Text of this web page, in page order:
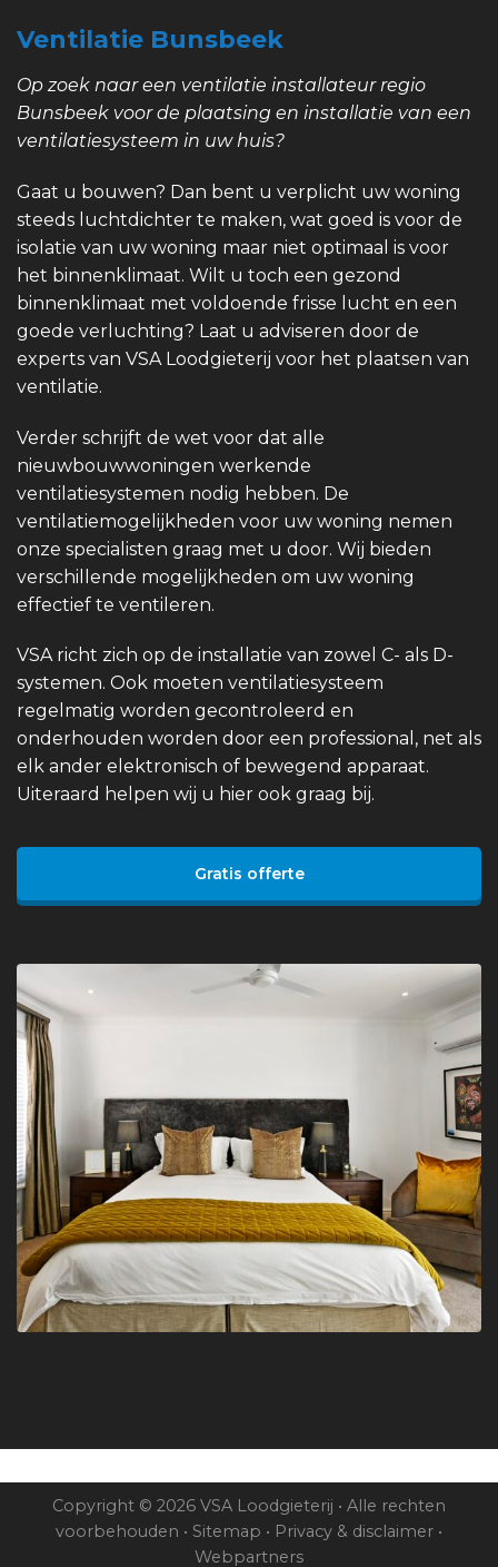
Ventilatie Bunsbeek
Op zoek naar een ventilatie installateur regio
Bunsbeek voor de plaatsing en installatie van een
ventilatiesysteem in uw huis?
Gaat u bouwen? Dan bent u verplicht uw woning
steeds luchtdichter te maken, wat goed is voor de
isolatie van uw woning maar niet optimaal is voor
het binnenklimaat. Wilt u toch een gezond
binnenklimaat met voldoende frisse lucht en een
goede verluchting? Laat u adviseren door de
experts van VSA Loodgieterij voor het plaatsen van
ventilatie.
Verder schrijft de wet voor dat alle
nieuwbouwwoningen werkende
ventilatiesystemen nodig hebben. De
ventilatiemogelijkheden voor uw woning nemen
onze specialisten graag met u door. Wij bieden
verschillende mogelijkheden om uw woning
effectief te ventileren.
VSA richt zich op de installatie van zowel C- als D-
systemen. Ook moeten ventilatiesysteem
regelmatig worden gecontroleerd en
onderhouden worden door een professional, net als
elk ander elektronisch of bewegend apparaat.
Uiteraard helpen wij u hier ook graag bij.
Gratis offerte
Copyright © 2026 VSA Loodgieterij • Alle rechten
voorbehouden • Sitemap • Privacy & disclaimer •
Webpartners